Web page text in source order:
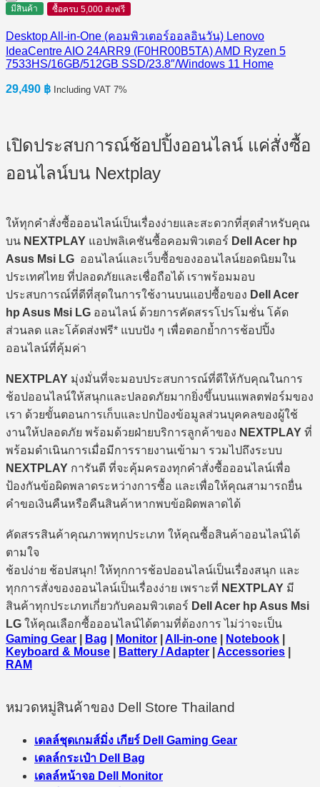
25,500 ฿.23,310 ฿.
มีสินค้า ซื้อครบ 5,000 ส่งฟรี
Desktop All-in-One (คอมพิวเตอร์ออลอินวัน) Lenovo
IdeaCentre AIO 24ARR9 (F0HR00B5TA) AMD Ryzen 5
7533HS/16GB/512GB SSD/23.8″/Windows 11 Home
29,490 ฿ Including VAT 7%
เปิดประสบการณ์ช้อปปิ้งออนไลน์ แค่สั่งซื้อ
ออนไลน์บน Nextplay
ให้ทุกคำสั่งซื้อออนไลน์เป็นเรื่องง่ายและสะดวกที่สุดสำหรับคุณ
บน NEXTPLAY แอปพลิเคชันซื้อคอมพิวเตอร์ Dell Acer hp
Asus Msi LG ออนไลน์และเว็บซื้อของออนไลน์ยอดนิยมใน
ประเทศไทย ที่ปลอดภัยและเชื่อถือได้ เราพร้อมมอบ
ประสบการณ์ที่ดีที่สุดในการใช้งานบนแอปซื้อของ Dell Acer
hp Asus Msi LG ออนไลน์ ด้วยการคัดสรรโปรโมชั่น โค้ด
ส่วนลด และโค้ดส่งฟรี* แบบปัง ๆ เพื่อตอกย้ำการช้อปปิ้ง
ออนไลน์ที่คุ้มค่า
NEXTPLAY มุ่งมั่นที่จะมอบประสบการณ์ที่ดีให้กับคุณในการ
ช้อปออนไลน์ให้สนุกและปลอดภัยมากยิ่งขึ้นบนแพลตฟอร์มของ
เรา ด้วยขั้นตอนการเก็บและปกป้องข้อมูลส่วนบุคคลของผู้ใช้
งานให้ปลอดภัย พร้อมด้วยฝ่ายบริการลูกค้าของ NEXTPLAY ที่
พร้อมดำเนินการเมื่อมีการรายงานเข้ามา รวมไปถึงระบบ
NEXTPLAY การันตี ที่จะคุ้มครองทุกคำสั่งซื้อออนไลน์เพื่อ
ป้องกันข้อผิดพลาดระหว่างการซื้อ และเพื่อให้คุณสามารถยื่น
คำขอเงินคืนหรือคืนสินค้าหากพบข้อผิดพลาดได้
คัดสรรสินค้าคุณภาพทุกประเภท ให้คุณซื้อสินค้าออนไลน์ได้
ตามใจ
ช้อปง่าย ช้อปสนุก! ให้ทุกการช้อปออนไลน์เป็นเรื่องสนุก และ
ทุกการสั่งของออนไลน์เป็นเรื่องง่าย เพราะที่ NEXTPLAY มี
สินค้าทุกประเภทเกี่ยวกับคอมพิวเตอร์ Dell Acer hp Asus Msi
LG ให้คุณเลือกซื้อออนไลน์ได้ตามที่ต้องการ ไม่ว่าจะเป็น
Gaming Gear
Bag Monitor All-in-one Notebook
Keyboard & Mouse
Battery / Adapter Accessories
RAM
หมวดหมู่สินค้าของ Dell Store Thailand
เดลล์ชุดเกมส์มิ่ง เกียร์ Dell Gaming Gear
เดลล์กระเป๋า Dell Bag
เดลล์หน้าจอ Dell Monitor